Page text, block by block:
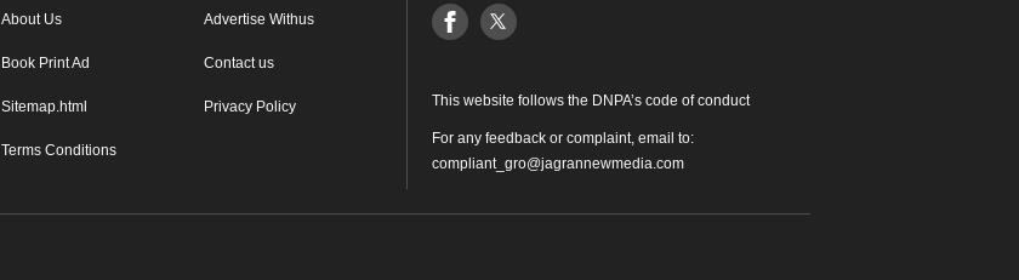
About Us Advertise Withus
Book Print Ad Contact us
Sitemap.html Privacy Policy
Terms Conditions
This website follows the DNPA’s code of conduct
For any feedback or complaint, email to:
compliant_gro@jagrannewmedia.com